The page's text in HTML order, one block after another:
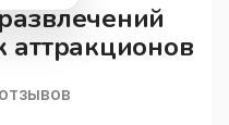
отзывов